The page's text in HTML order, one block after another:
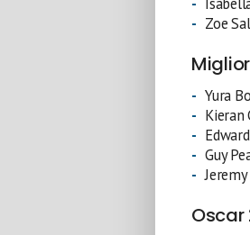
Zoe
Yura
Kieran
Guy
Oscar